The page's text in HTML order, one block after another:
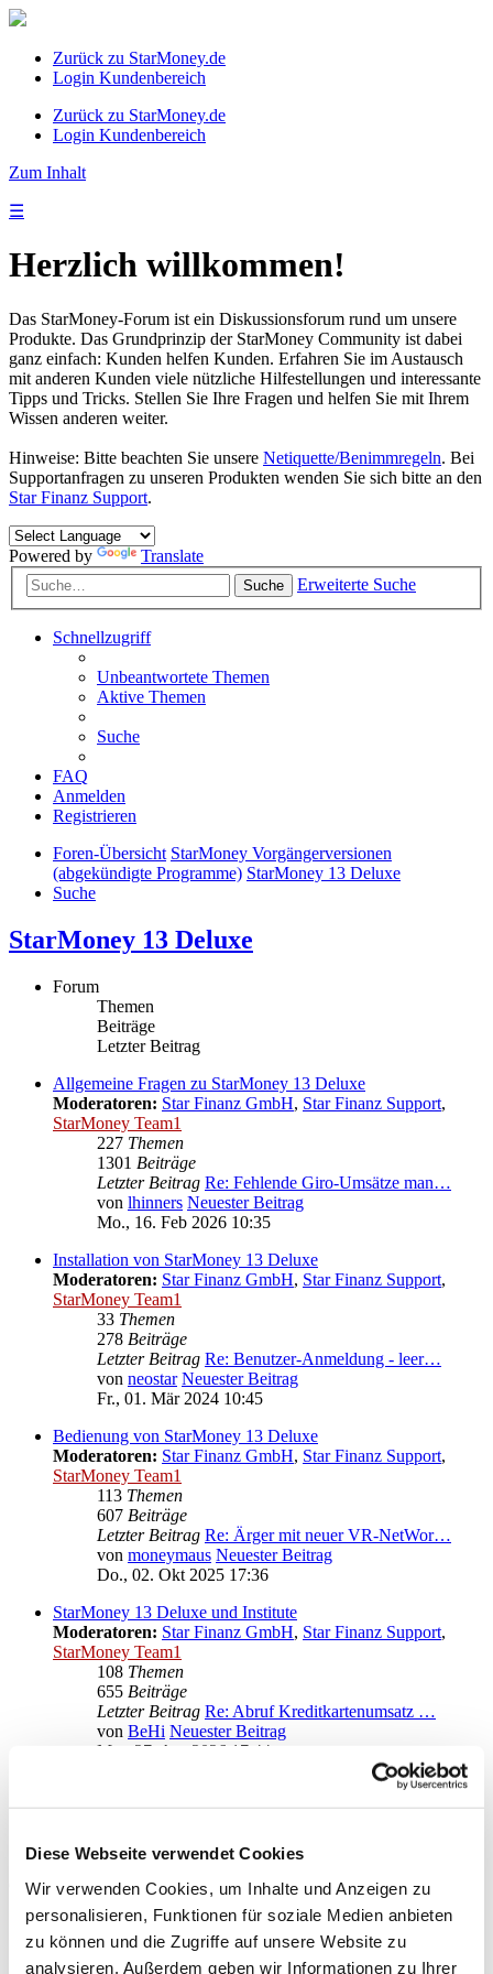
Diese Webseite verwendet Cookies
Wir verwenden Cookies, um Inhalte und Anzeigen zu
personalisieren, Funktionen für soziale Medien anbieten
zu können und die Zugriffe auf unsere Website zu
analysieren. Außerdem geben wir Informationen zu Ihrer
Zurück zu StarMoney.de
Login Kundenbereich
Zurück zu StarMoney.de
Login Kundenbereich
Zum Inhalt
☰
Herzlich willkommen!
Das StarMoney-Forum ist ein Diskussionsforum rund um unsere
Produkte. Das Grundprinzip der StarMoney Community ist dabei
ganz einfach: Kunden helfen Kunden. Erfahren Sie im Austausch
mit anderen Kunden viele nützliche Hilfestellungen und interessante
Tipps und Tricks. Stellen Sie Ihre Fragen und helfen Sie mit Ihrem
Wissen anderen weiter.
Hinweise: Bitte beachten Sie unsere Netiquette/Benimmregeln. Bei
Supportanfragen zu unseren Produkten wenden Sie sich bitte an den
Star Finanz Support.
Powered by Translate
Suche Erweiterte Suche
Schnellzugriff
Unbeantwortete Themen
Aktive Themen
Suche
FAQ
Anmelden
Registrieren
Foren-Übersicht StarMoney Vorgängerversionen
(abgekündigte Programme) StarMoney 13 Deluxe
Suche
StarMoney 13 Deluxe
Forum
Themen
Beiträge
Letzter Beitrag
Allgemeine Fragen zu StarMoney 13 Deluxe
Moderatoren: Star Finanz GmbH, Star Finanz Support,
StarMoney Team1
227 Themen
1301 Beiträge
Letzter Beitrag Re: Fehlende Giro-Umsätze man…
von lhinners Neuester Beitrag
Mo., 16. Feb 2026 10:35
Installation von StarMoney 13 Deluxe
Moderatoren: Star Finanz GmbH, Star Finanz Support,
StarMoney Team1
33 Themen
278 Beiträge
Letzter Beitrag Re: Benutzer-Anmeldung - leer…
von neostar Neuester Beitrag
Fr., 01. Mär 2024 10:45
Bedienung von StarMoney 13 Deluxe
Moderatoren: Star Finanz GmbH, Star Finanz Support,
StarMoney Team1
113 Themen
607 Beiträge
Letzter Beitrag Re: Ärger mit neuer VR-NetWor…
von moneymaus Neuester Beitrag
Do., 02. Okt 2025 17:36
StarMoney 13 Deluxe und Institute
Moderatoren: Star Finanz GmbH, Star Finanz Support,
StarMoney Team1
108 Themen
655 Beiträge
Letzter Beitrag Re: Abruf Kreditkartenumsatz …
von BeHi Neuester Beitrag
Mo., 27. Apr 2026 17:44
Anregungen und Wünsche zu StarMoney 13 Deluxe
Moderatoren: Star Finanz GmbH,Star Finanz Support,
Gehe zu
Star Finanz GmbH
↳ Ankündigungen der Star Finanz GmbH
↳ Inhalte OnlineUpdates (Produktaktualisierungen)